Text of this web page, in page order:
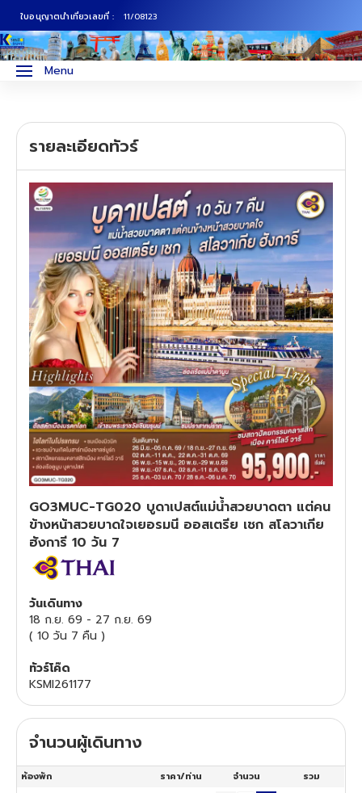
ใบอนุญาตนำเที่ยวเลขที่ : 11/08123
Menu
รายละเอียดทัวร์
GO3MUC-TG020 บูดาเปสต์แม่น้ำสวยบาดตา แต่คน
ข้างหน้าสวยบาดใจเยอรมนี ออสเตรีย เชก สโลวาเกีย
ฮังการี 10 วัน 7
วันเดินทาง
18 ก.ย. 69 - 27 ก.ย. 69
( 10 วัน 7 คืน )
ทัวร์โค๊ด
KSMI261177
จำนวนผู้เดินทาง
ห้องพัก ราคา/ท่าน จำนวน
รวม
ทัวร์ญี่ปุ่น
ทัวร์ยุโรป
ทัวร์สแกนดิเนเวีย
ทัวร์ฮ่องกง
ทัวร์สิงคโปร์
ทัวร์ตุรเคีย
ทัวร์สวิตเซอร์แลนด์
ทัวร์พม่า
ทัวร์ลาว
ทัวร์มัลดีฟส์
ทัวร์เวียดนาม
ทัวร์อียิปต์
ทัวร์จอร์เจีย
ทัวร์อินเดีย
ทัวร์บาหลี
ภาคเหนือ
ภาคอีสาน
ภาคตะวันตก